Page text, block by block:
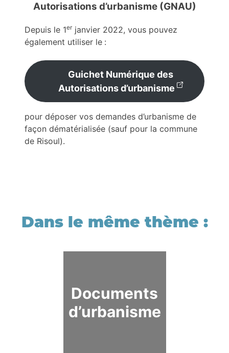
Autorisations d’urbanisme (GNAU)
Depuis le 1er janvier 2022, vous pouvez
également utiliser le :
Guichet Numérique des
Autorisations d’urbanisme
pour déposer vos demandes d’urbanisme de
façon dématérialisée (sauf pour la commune
de Risoul).
Documents
d’urbanisme